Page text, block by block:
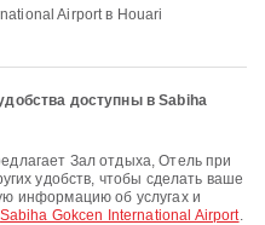
доступны в Sabiha
удобств, чтобы сделать ваше
информацию об услугах и
Sabiha Gokcen International Airport.